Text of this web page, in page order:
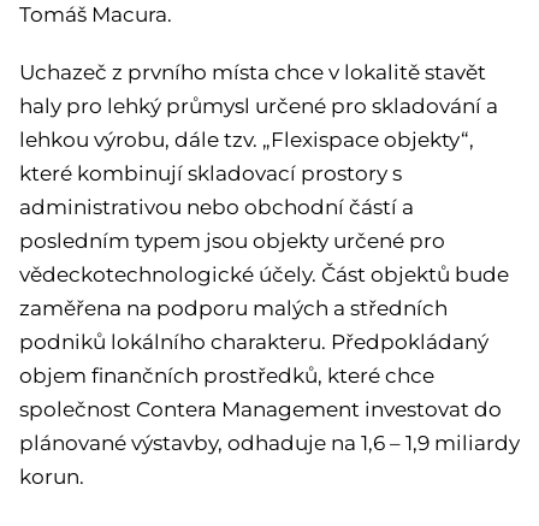
Tomáš Macura.
Uchazeč z prvního místa chce v lokalitě stavět
haly pro lehký průmysl určené pro skladování a
lehkou výrobu, dále tzv. „Flexispace objekty“,
které kombinují skladovací prostory s
administrativou nebo obchodní částí a
posledním typem jsou objekty určené pro
vědeckotechnologické účely. Část objektů bude
zaměřena na podporu malých a středních
podniků lokálního charakteru. Předpokládaný
objem finančních prostředků, které chce
společnost Contera Management investovat do
plánované výstavby, odhaduje na 1,6 – 1,9 miliardy
korun.